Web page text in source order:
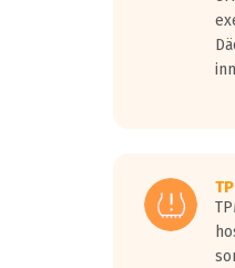
Vid körning
På
medans de
Ett däck